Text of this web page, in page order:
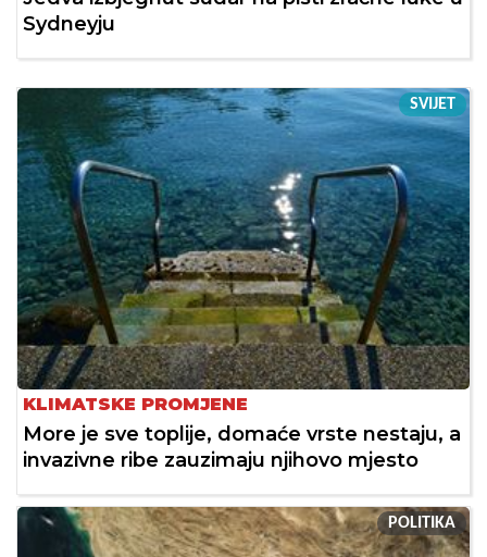
Sydneyju
SVIJET
KLIMATSKE PROMJENE
More je sve toplije, domaće vrste nestaju, a
invazivne ribe zauzimaju njihovo mjesto
POLITIKA